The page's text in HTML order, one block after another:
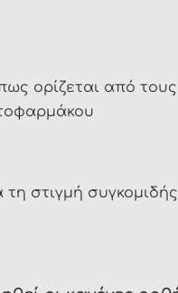
ορίζεται από τους
στιγμή